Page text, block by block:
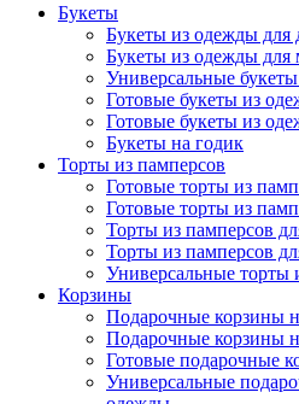
Букеты
Букеты из одежды для
Букеты из одежды для
Универсальные
Готовые букеты из
Готовые букеты из
Букеты на годик
Торты из памперсов
Готовые торты из
Готовые торты из
Торты из памперсов
Торты из памперсов
Универсальные торты
Корзины
Подарочные корзины
Подарочные корзины
Готовые подарочные
Универсальные